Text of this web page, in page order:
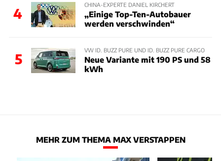
4
CHINA-EXPERTE DANIEL KIRCHERT
„Einige Top-Ten-Autobauer
werden verschwinden“
5
VW ID. BUZZ PURE UND ID. BUZZ PURE CARGO
Neue Variante mit 190 PS und 58
kWh
MEHR ZUM THEMA MAX VERSTAPPEN